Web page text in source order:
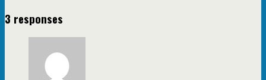
3 responses